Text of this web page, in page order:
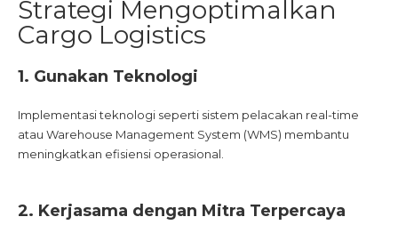
Strategi Mengoptimalkan
Cargo Logistics
1. Gunakan Teknologi
Implementasi teknologi seperti sistem pelacakan real-time
atau Warehouse Management System (WMS) membantu
meningkatkan efisiensi operasional.
2. Kerjasama dengan Mitra Terpercaya